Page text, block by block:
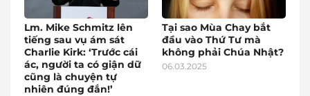
Lm. Mike Schmitz lên
tiếng sau vụ ám sát
Charlie Kirk: ‘Trước cái
ác, người ta có giận dữ
cũng là chuyện tự
nhiên đúng đắn!’
Tại sao Mùa Chay bắt
đầu vào Thứ Tư mà
không phải Chúa Nhật?
06.03.2025